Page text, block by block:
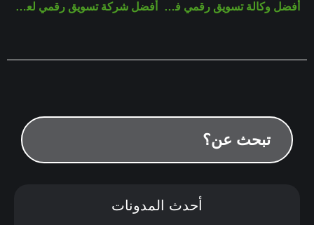
أفضل وكالة تسويق رقمي في تركيا 2026 أفضل شركة تسويق رقمي لعام 2026
أحدث المدونات